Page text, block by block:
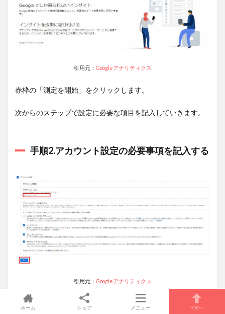
引用元： Googleアナリティクス
赤枠の「測定を開始」をクリックします。
次からのステップで設定に必要な項目を記入していきます。
手順2.アカウント設定の必要事項を記入する
引用元： Googleアナリティクス
まずは、アカウントの設定です。アカウント名（赤枠）は自
ホーム シェア メニュー TOPへ